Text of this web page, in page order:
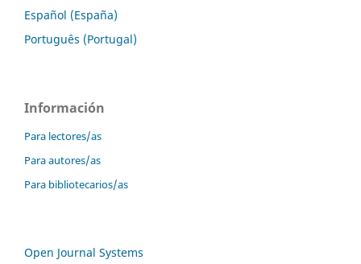
Español (España)
Português (Portugal)
Información
Para lectores/as
Para autores/as
Para bibliotecarios/as
Open Journal Systems